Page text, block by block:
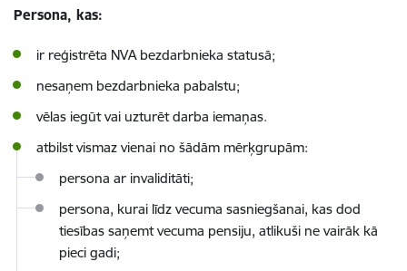
Persona, kas:
ir reģistrēta NVA bezdarbnieka statusā;
nesaņem bezdarbnieka pabalstu;
vēlas iegūt vai uzturēt darba iemaņas.
atbilst vismaz vienai no šādām mērķgrupām:
persona ar invaliditāti;
persona, kurai līdz vecuma sasniegšanai, kas dod
tiesības saņemt vecuma pensiju, atlikuši ne vairāk kā
pieci gadi;